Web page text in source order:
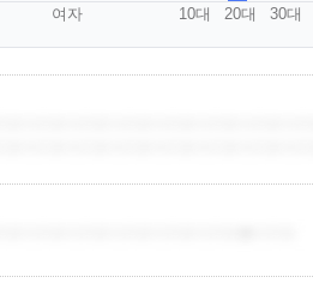
여자
10대
20대
30대